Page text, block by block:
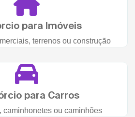
para Imóveis
terrenos ou construção
para Carros
caminhonetes ou caminhões